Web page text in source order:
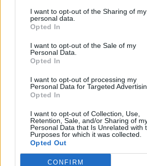
I want to opt-out of the Sharing of my
personal data.
Opted In
I want to opt-out of the Sale of my
Personal Data.
Opted In
I want to opt-out of processing my
Personal Data for Targeted
Opted In
I want to opt-out of Collection, Use,
Retention, Sale, and/or Sharing of
Personal Data that Is Unrelated with
Purposes for which it was collected.
Opted Out
CONFIRM
Oceanarium, har set
er blevet spottet nær kysten ved
bekræfter over for LigeHer.nu, at
brugde.